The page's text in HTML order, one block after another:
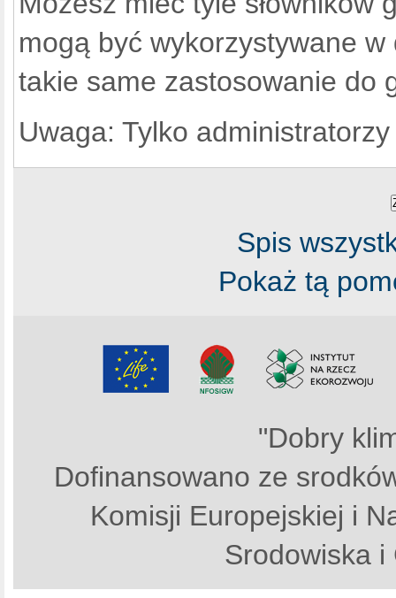
mogą być wykorzystywane
takie same zastosowanie do
Uwaga: Tylko
Spis
Pokaż tą
"Dobry
Dofinansowano ze
Komisji Europejskiej i
Srodowiska i